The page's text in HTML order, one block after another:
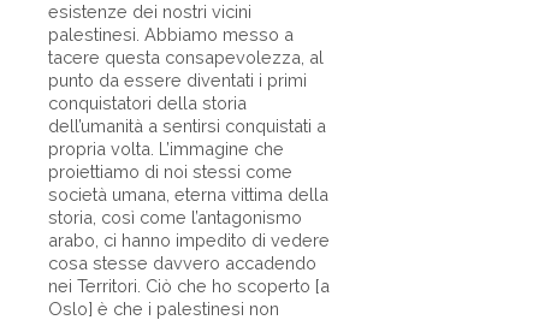
esistenze dei nostri vicini
palestinesi. Abbiamo messo a
tacere questa consapevolezza, al
punto da essere diventati i primi
conquistatori della storia
dell’umanità a sentirsi conquistati a
propria volta. L’immagine che
proiettiamo di noi stessi come
società umana, eterna vittima della
storia, così come l’antagonismo
arabo, ci hanno impedito di vedere
cosa stesse davvero accadendo
nei Territori. Ciò che ho scoperto [a
Oslo] è che i palestinesi non